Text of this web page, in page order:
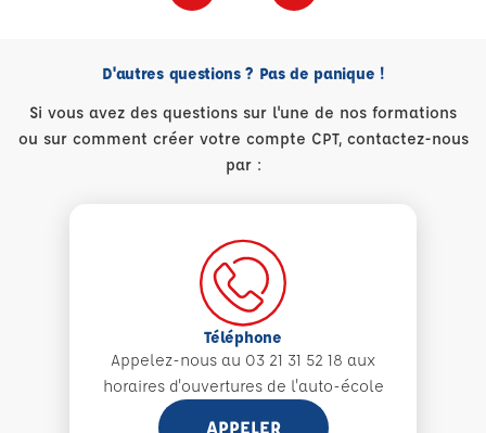
D'autres questions ? Pas de panique !
Si vous avez des questions sur l'une de nos formations
ou sur comment créer votre compte CPT, contactez-nous
par :
Téléphone
Appelez-nous au 03 21 31 52 18 aux
horaires d'ouvertures de l'auto-école
APPELER